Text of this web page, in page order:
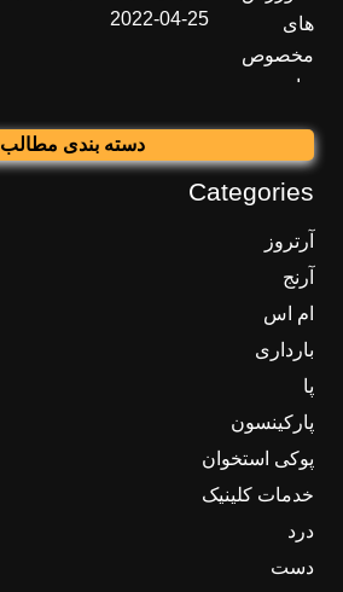
2022-04-25
دسته بندی مطالب
Categories
آرتروز
آرنج
ام اس
بارداری
پا
پارکینسون
پوکی استخوان
خدمات کلینیک
درد
دست